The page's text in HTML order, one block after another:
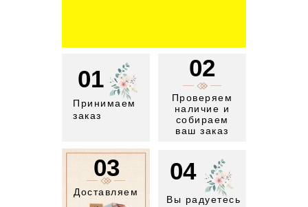
01
Принимаем
заказ
02
Проверяем
наличие и
собираем
ваш заказ
03
Доставляем
04
Вы радуетесь